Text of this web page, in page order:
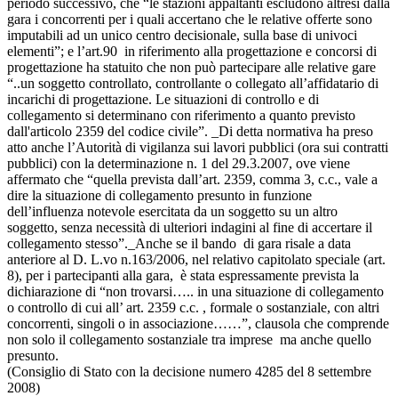
gara i concorrenti per i quali accertano che le relative offerte sono
imputabili ad un unico centro decisionale, sulla base di univoci
elementi”; e l’art.90 in riferimento alla progettazione e concorsi di
progettazione ha statuito che non può partecipare alle relative gare
“..un soggetto controllato, controllante o collegato all’affidatario di
incarichi di progettazione. Le situazioni di controllo e di
collegamento si determinano con riferimento a quanto previsto
dall'articolo 2359 del codice civile”. _Di detta normativa ha preso
atto anche l’Autorità di vigilanza sui lavori pubblici (ora sui contratti
pubblici) con la determinazione n. 1 del 29.3.2007, ove viene
affermato che “quella prevista dall’art. 2359, comma 3, c.c., vale a
dire la situazione di collegamento presunto in funzione
dell’influenza notevole esercitata da un soggetto su un altro
soggetto, senza necessità di ulteriori indagini al fine di accertare il
collegamento stesso”._Anche se il bando di gara risale a data
anteriore al D. L.vo n.163/2006, nel relativo capitolato speciale (art.
8), per i partecipanti alla gara, è stata espressamente prevista la
dichiarazione di “non trovarsi….. in una situazione di collegamento
o controllo di cui all’ art. 2359 c.c. , formale o sostanziale, con altri
concorrenti, singoli o in associazione……”, clausola che comprende
non solo il collegamento sostanziale tra imprese ma anche quello
presunto.
(Consiglio di Stato con la decisione numero 4285 del 8 settembre
2008)